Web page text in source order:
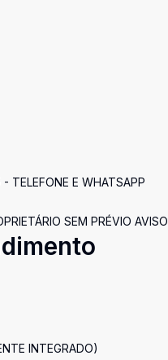
TELEFONE E WHATSAPP
SEM PRÉVIO AVISO
INTEGRADO)